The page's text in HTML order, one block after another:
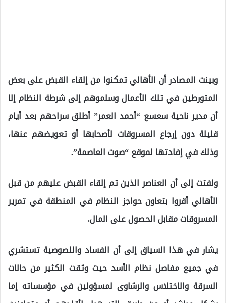
وبينت المصادر أن الأهالي تمكنوا من إلقاء القبض على بعض
المتورطين في تلك الأعمال وسلموهم إلى شرطة النظام إلا
أن مدير ناحية سعسع “أحمد العمر” أطلق سراحهم بعد أيام
قليلة دون إرجاع المسروقات لأصحابها أو تعويضهم عنها،
وذلك في إفادتها لموقع “صوت العاصمة”.
ولفتت إلى أن العناصر الذين تم إلقاء القبض عليهم من قبل
الأهالي أقروا بتعاون حواجز النظام في المنطقة في تمرير
المسروقات مقابل الحصول على المال.
يشار في هذا السياق إلى أن الفساد واللصوصية تستشري
في جميع مفاصل نظام الأسد حيث وثقت الكثير من حالات
السرقة والاختلاس والرشاوى لمسؤولين في مؤسساته إما